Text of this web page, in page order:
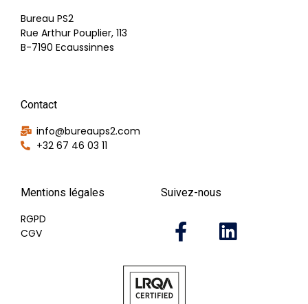
Bureau PS2
Rue Arthur Pouplier, 113
B-7190 Ecaussinnes
Contact
info@bureaups2.com
+32 67 46 03 11
Mentions légales
RGPD
CGV
Suivez-nous